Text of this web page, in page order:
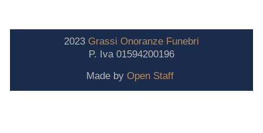
2023 Grassi Onoranze Funebri
P. Iva 01594200196
Made by Open Staff